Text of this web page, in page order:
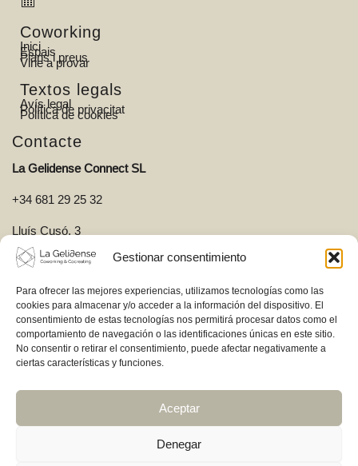
Gestionar consentimiento
Para ofrecer las mejores experiencias, utilizamos tecnologías como las
cookies para almacenar y/o acceder a la información del dispositivo. El
consentimiento de estas tecnologías nos permitirá procesar datos como el
comportamiento de navegación o las identificaciones únicas en este sitio.
No consentir o retirar el consentimiento, puede afectar negativamente a
ciertas características y funciones.
Aceptar
Denegar
Coworking
Inici
Espais
Plans i preus
Vine a provar
Textos legals
Avís legal
Política de privacitat
Política de cookies
Contacte
La Gelidense Connect SL
+34 681 29 25 32
Lluís Cusó, 3
Pol. Ind. La Gelidense
08790 Gelida
serveis que faciliten coneixement, innovació, connexions
© 2026 La Gelidense Connect. Tots els drets reservats